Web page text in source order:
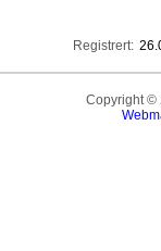
Registrert:
Copyright ©